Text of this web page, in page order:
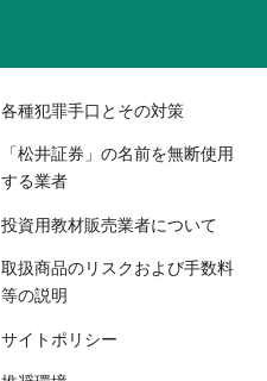
各種犯罪手口とその対策
「松井証券」の名前を無断使用
する業者
投資用教材販売業者について
取扱商品のリスクおよび手数料
等の説明
サイトポリシー